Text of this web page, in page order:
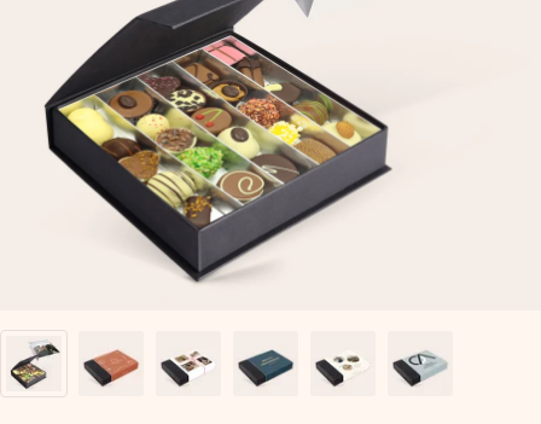
Tarjeta de felicitación gratuita
Crea algo único en pocos pasos – con su nombre, tu foto o
un mensaje que llegue al corazón. Sin complicaciones, solo
todo el amor para el momento.